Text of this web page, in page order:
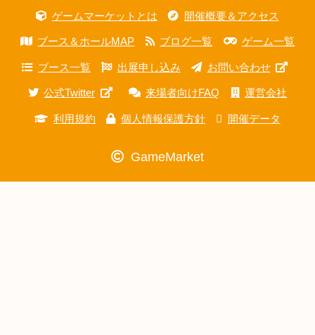
ゲームマーケットとは 開催概要＆アクセス
ブース＆ホールMAP ブログ一覧 ゲーム一覧
ブース一覧 出展申し込み お問い合わせ
公式Twitter 来場者向けFAQ 運営会社
利用規約 個人情報保護方針 開催データ
GameMarket